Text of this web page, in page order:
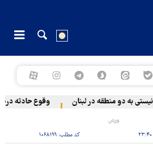
به دو منطقه در لبنان وقوع حادثه
ورزش
کد مطلب:۱۰۶۸۱۹۹